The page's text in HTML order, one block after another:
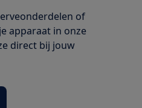
of
apparaat in onze
direct bij jouw